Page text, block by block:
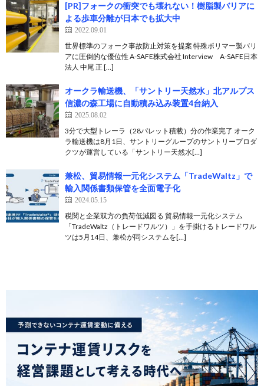
[PR]フォークの衝突でも壊れない！樹脂製バリアに
よる歩車分離が日本でも拡大中
2022.09.01
世界標準のフォーク事故防止対策を提案 特殊ポリマー製バリ
アに圧倒的な優位性 A-SAFE株式会社 Interview A-SAFE日本
法人 中尾 正 […]
オークラ輸送機、「サントリー天然水」北アルプス
信濃の森工場に自動積み込み装置4台納入
2025.08.02
3分で大型トレーラ（28パレット積載）分の作業完了 オーク
ラ輸送機は8月1日、サントリーグループのサントリープロダ
クツが運営している「サントリー天然水[…]
兼松、貿易情報一元化システム「TradeWaltz」で
輸入関係書類保管を全面電子化
2024.05.15
税関と企業双方の負荷低減図る 貿易情報一元化システム
「TradeWaltz（トレードワルツ）」を手掛けるトレードワル
ツは5月14日、兼松が同システムを[…]